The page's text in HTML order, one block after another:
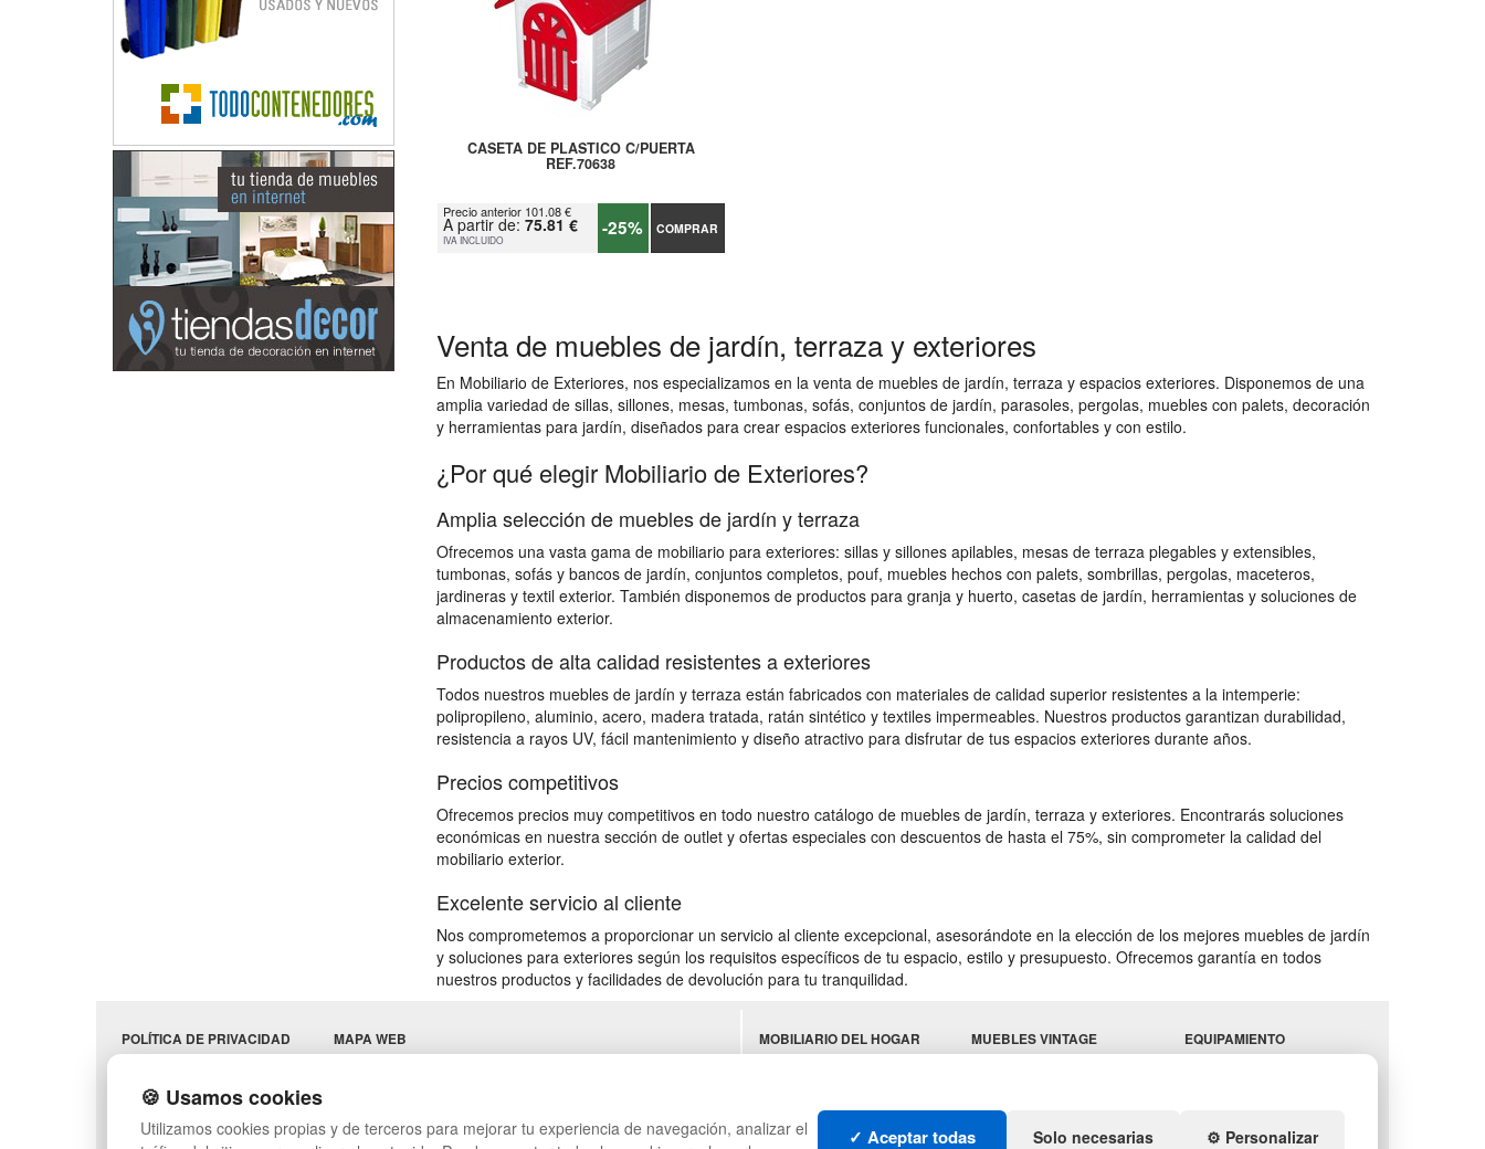
CASETA DE PLASTICO C/PUERTA
REF.70638
Precio anterior 101.08 €
A partir de: 75.81 €
IVA INCLUIDO -25% COMPRAR
Venta de muebles de jardín, terraza y exteriores
En Mobiliario de Exteriores, nos especializamos en la venta de muebles de jardín, terraza y espacios exteriores. Disponemos de una
amplia variedad de sillas, sillones, mesas, tumbonas, sofás, conjuntos de jardín, parasoles, pergolas, muebles con palets, decoración
y herramientas para jardín, diseñados para crear espacios exteriores funcionales, confortables y con estilo.
¿Por qué elegir Mobiliario de Exteriores?
Amplia selección de muebles de jardín y terraza
Ofrecemos una vasta gama de mobiliario para exteriores: sillas y sillones apilables, mesas de terraza plegables y extensibles,
tumbonas, sofás y bancos de jardín, conjuntos completos, pouf, muebles hechos con palets, sombrillas, pergolas, maceteros,
jardineras y textil exterior. También disponemos de productos para granja y huerto, casetas de jardín, herramientas y soluciones de
almacenamiento exterior.
Productos de alta calidad resistentes a exteriores
Todos nuestros muebles de jardín y terraza están fabricados con materiales de calidad superior resistentes a la intemperie:
polipropileno, aluminio, acero, madera tratada, ratán sintético y textiles impermeables. Nuestros productos garantizan durabilidad,
resistencia a rayos UV, fácil mantenimiento y diseño atractivo para disfrutar de tus espacios exteriores durante años.
Precios competitivos
Ofrecemos precios muy competitivos en todo nuestro catálogo de muebles de jardín, terraza y exteriores. Encontrarás soluciones
económicas en nuestra sección de outlet y ofertas especiales con descuentos de hasta el 75%, sin comprometer la calidad del
mobiliario exterior.
Excelente servicio al cliente
Nos comprometemos a proporcionar un servicio al cliente excepcional, asesorándote en la elección de los mejores muebles de jardín
y soluciones para exteriores según los requisitos específicos de tu espacio, estilo y presupuesto. Ofrecemos garantía en todos
nuestros productos y facilidades de devolución para tu tranquilidad.
POLÍTICA DE PRIVACIDAD
DEVOLUCIONES
CONTACTO
MAPA WEB
SÍGUENOS:
MOBILIARIO DEL HOGAR
MUEBLES VINTAGE
EQUIPAMIENTO
🍪 Usamos cookies
Utilizamos cookies propias y de terceros para mejorar tu experiencia de navegación, analizar el
✓ Aceptar todas Solo necesarias ⚙️ Personalizar